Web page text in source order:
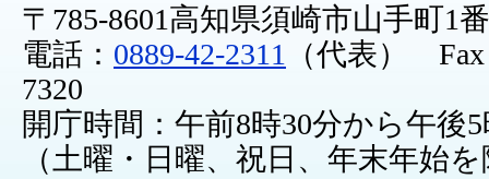
〒785-8601高知県須崎市山手町1
電話： 0889-42-2311
（代表） Fax
7320
開庁時間：午前8時30分から午後
（土曜・日曜、祝日、年末年始